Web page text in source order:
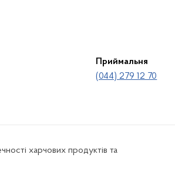
Приймальня
(044) 279 12 70
харчових продуктів та